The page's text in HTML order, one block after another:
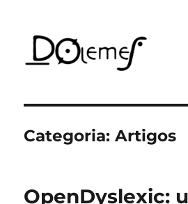
Categoria:Artigos
OpenDyslexic: